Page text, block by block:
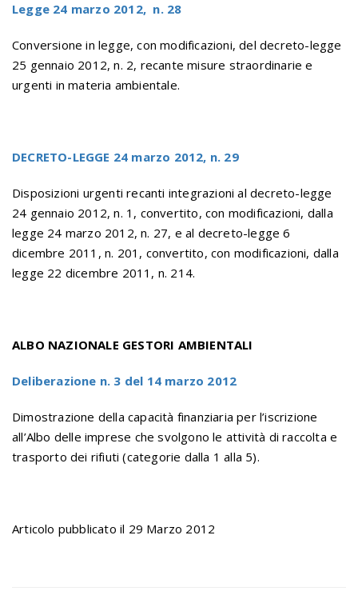
Legge 24 marzo 2012, n. 28
Conversione in legge, con modificazioni, del decreto-legge
25 gennaio 2012, n. 2, recante misure straordinarie e
urgenti in materia ambientale.
DECRETO-LEGGE 24 marzo 2012, n. 29
Disposizioni urgenti recanti integrazioni al decreto-legge
24 gennaio 2012, n. 1, convertito, con modificazioni, dalla
legge 24 marzo 2012, n. 27, e al decreto-legge 6
dicembre 2011, n. 201, convertito, con modificazioni, dalla
legge 22 dicembre 2011, n. 214.
ALBO NAZIONALE GESTORI AMBIENTALI
Deliberazione n. 3 del 14 marzo 2012
Dimostrazione della capacità finanziaria per l’iscrizione
all’Albo delle imprese che svolgono le attività di raccolta e
trasporto dei rifiuti (categorie dalla 1 alla 5).
Articolo pubblicato il 29 Marzo 2012